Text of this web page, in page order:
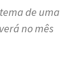
de uma
no mês